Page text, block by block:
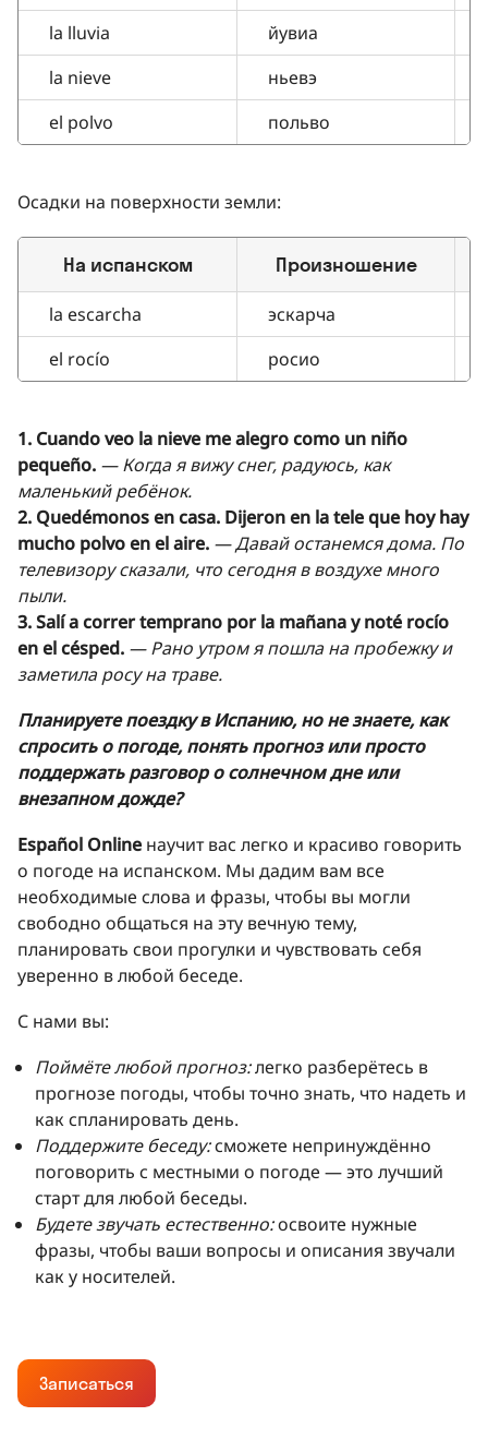
la lluvia йувиа
la nieve
ньевэ
el polvo
польво
Осадки на поверхности земли:
На испанском Произношение
la escarcha эскарча
el rocío
росио
1. Cuando veo la nieve me alegro como un niño
pequeño. — Когда я вижу снег, радуюсь, как
маленький ребёнок.
2. Quedémonos en casa. Dijeron en la tele que hoy hay
mucho polvo en el aire. — Давай останемся дома. По
телевизору сказали, что сегодня в воздухе много
пыли.
3. Salí a correr temprano por la mañana y noté rocío
en el césped. — Рано утром я пошла на пробежку и
заметила росу на траве.
Планируете поездку в Испанию, но не знаете, как
спросить о погоде, понять прогноз или просто
поддержать разговор о солнечном дне или
внезапном дожде?
Español Online научит вас легко и красиво говорить
о погоде на испанском. Мы дадим вам все
необходимые слова и фразы, чтобы вы могли
свободно общаться на эту вечную тему,
планировать свои прогулки и чувствовать себя
уверенно в любой беседе.
С нами вы:
Поймёте любой прогноз:легко разберётесь в
прогнозе погоды, чтобы точно знать, что надеть и
как спланировать день.
Поддержите беседу:сможете непринуждённо
поговорить с местными о погоде — это лучший
старт для любой беседы.
Будете звучать естественно:освоите нужные
фразы, чтобы ваши вопросы и описания звучали
как у носителей.
Записаться